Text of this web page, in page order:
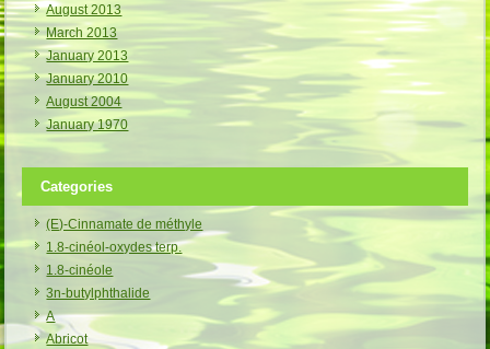
August 2013
March 2013
January 2013
January 2010
August 2004
January 1970
Categories
(E)-Cinnamate de méthyle
1.8-cinéol-oxydes terp.
1.8-cinéole
3n-butylphthalide
A
Abricot